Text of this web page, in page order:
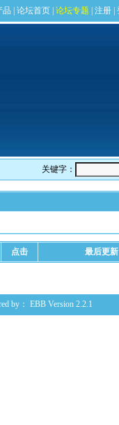
关键字：
点击 最后更新
by： EBB Version 2.2.1